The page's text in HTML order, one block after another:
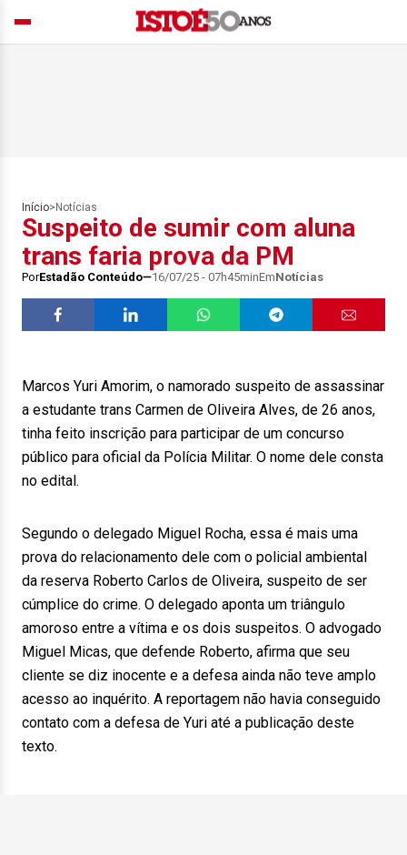
Início> Notícias
Suspeito de sumir com aluna
trans faria prova da PM
PorEstadão Conteúdo 16/07/25 - 07h45minEmNotícias
Marcos Yuri Amorim, o namorado suspeito de assassinar
a estudante trans Carmen de Oliveira Alves, de 26 anos,
tinha feito inscrição para participar de um concurso
público para oficial da Polícia Militar. O nome dele consta
no edital.
Segundo o delegado Miguel Rocha, essa é mais uma
prova do relacionamento dele com o policial ambiental
da reserva Roberto Carlos de Oliveira, suspeito de ser
cúmplice do crime. O delegado aponta um triângulo
amoroso entre a vítima e os dois suspeitos. O advogado
Miguel Micas, que defende Roberto, afirma que seu
cliente se diz inocente e a defesa ainda não teve amplo
acesso ao inquérito. A reportagem não havia conseguido
contato com a defesa de Yuri até a publicação deste
texto.